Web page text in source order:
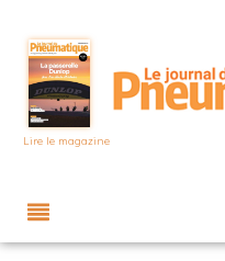
Lire le magazine